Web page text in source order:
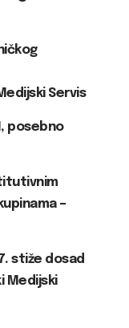
Servis
posebno
–
stiže dosad
Medijski